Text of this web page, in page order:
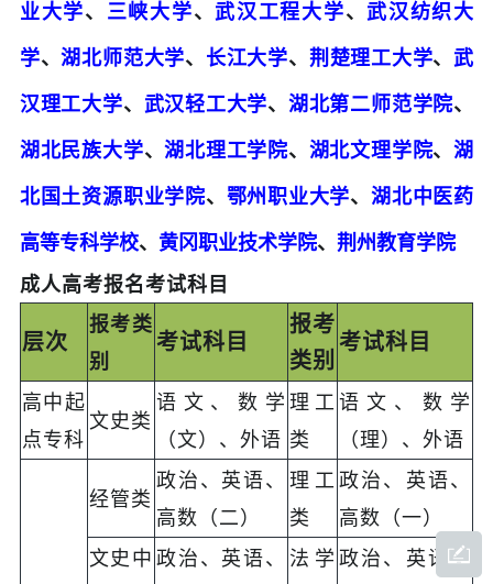
业大学、 三峡大学、武汉工程大学、武汉纺织大
学、湖北师范大学、 长江大学、 荆楚理工大学、武
汉理工大学、 武汉轻工大学、 湖北第二师范学院、
湖北民族大学、湖北理工学院、 湖北文理学院、湖
北国土资源职业学院、 鄂州职业大学、湖北中医药
高等专科学校、 黄冈职业技术学院、 荆州教育学院
成人高考报名考试科目
层次
报考类
别
考试科目
报考
类别
考试科目
高中起
点专科
文史类
语文、数学
（文）、外语
理工
类
语文、数学
（理）、外语
经管类
政治、英语、
高数（二）
理工
类
政治、英语、
高数（一）
文史中 政治、英语、
法学 政治、英语、